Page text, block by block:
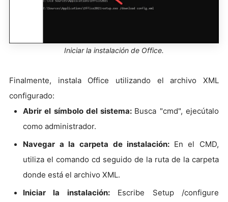
Iniciar la instalación de Office.
Finalmente, instala Office utilizando el archivo XML
configurado:
Abrir el símbolo del sistema: Busca "cmd", ejecútalo
como administrador.
Navegar a la carpeta de instalación: En el CMD,
utiliza el comando cd seguido de la ruta de la carpeta
donde está el archivo XML.
Iniciar la instalación:Escribe Setup /configure